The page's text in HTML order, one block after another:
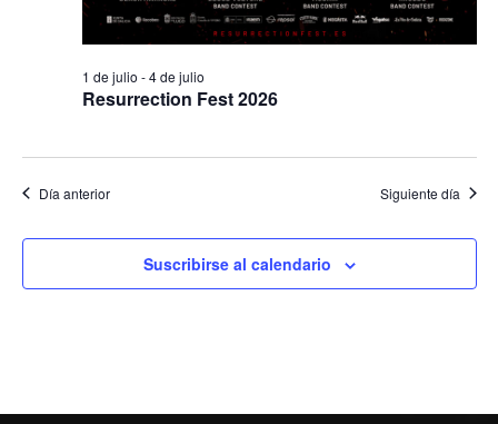
Resurrection Fest 2026
1 de julio -4 de julio
Día anterior Siguiente día
Suscribirse al calendario